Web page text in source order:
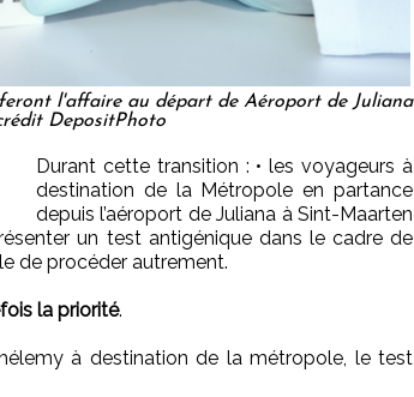
l'affaire au départ de Aéroport de Juliana
DepositPhoto
Durant cette transition : • les voyageurs à
destination de la Métropole en partance
depuis l’aéroport de Juliana à Sint-Maarten
un test antigénique dans le cadre de
de procéder autrement.
la priorité.
à destination de la métropole, le test